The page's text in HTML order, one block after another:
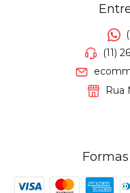
(11)
Rua